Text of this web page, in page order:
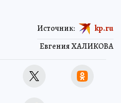
Евгения ХАЛИКОВА
Источник: kp.ru